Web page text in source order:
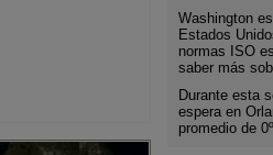
Washington
Estados
normas ISO
saber más
Durante esta
espera en
promedio de